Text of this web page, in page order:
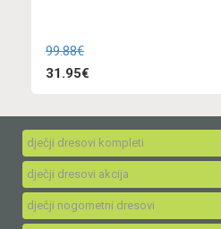
99.88€
31.95€
dječji dresovi kompleti
dječji dresovi akcija
dječji nogometni dresovi